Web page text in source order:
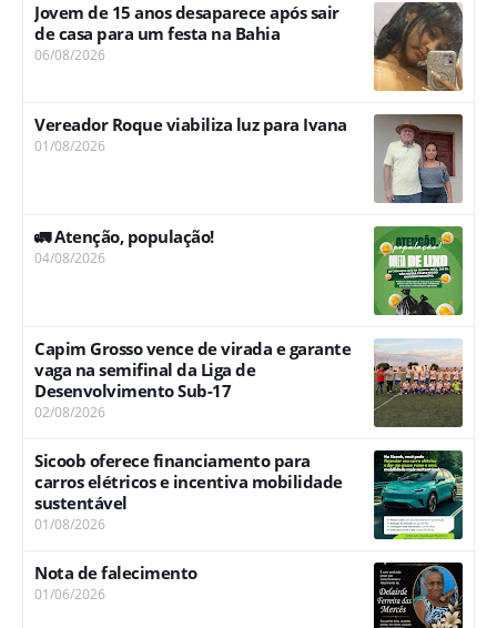
Jovem de 15 anos desaparece após sair
de casa para um festa na Bahia
06/08/2026
Vereador Roque viabiliza luz para Ivana
01/08/2026
🚛 Atenção, população!
04/08/2026
Capim Grosso vence de virada e garante
vaga na semifinal da Liga de
Desenvolvimento Sub-17
02/08/2026
Sicoob oferece financiamento para
carros elétricos e incentiva mobilidade
sustentável
01/08/2026
Nota de falecimento
01/06/2026